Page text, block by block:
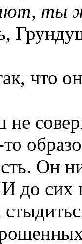
ты
что
не
Он
до сих